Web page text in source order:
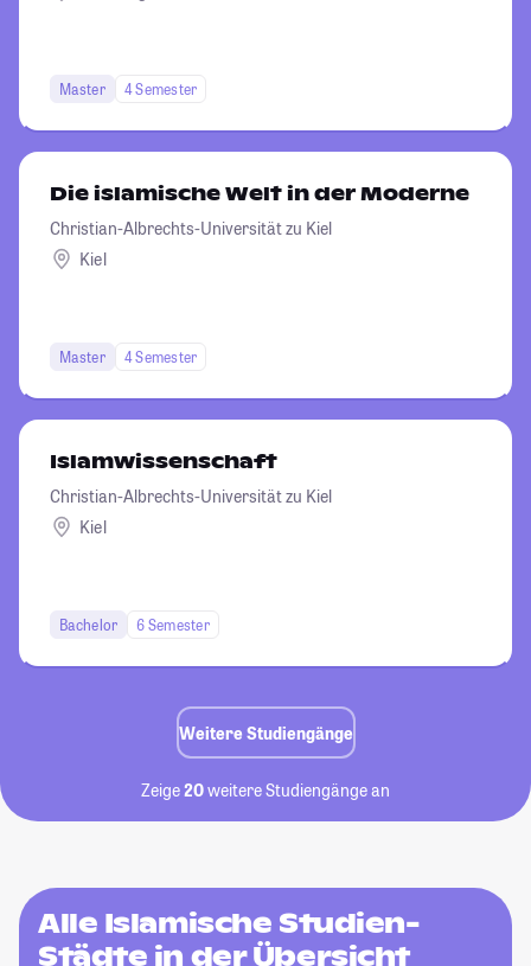
Master 4 Semester
Die islamische Welt in der Moderne
Christian-Albrechts-Universität zu Kiel
Kiel
Master 4 Semester
Islamwissenschaft
Christian-Albrechts-Universität zu Kiel
Kiel
Bachelor 6 Semester
Weitere Studiengänge
Zeige20weitere Studiengänge an
Alle Islamische Studien-
Städte in der Übersicht